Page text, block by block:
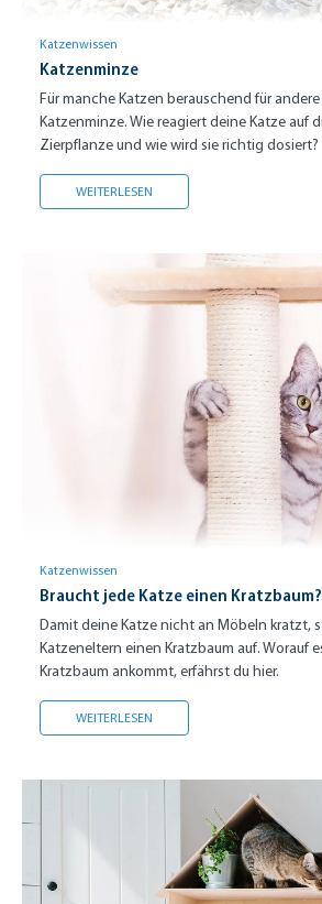
Katzenwissen
Katzenminze
Für manche Katzen berauschend für
Katzenminze. Wie reagiert deine Katze auf
Zierpflanze und wie wird sie richtig dosiert?
WEITERLESEN
Katzenwissen
Braucht jede Katze einen Kratzbaum?
Damit deine Katze nicht an Möbeln kratzt,
Katzeneltern einen Kratzbaum auf. Worauf
Kratzbaum ankommt, erfährst du hier.
WEITERLESEN